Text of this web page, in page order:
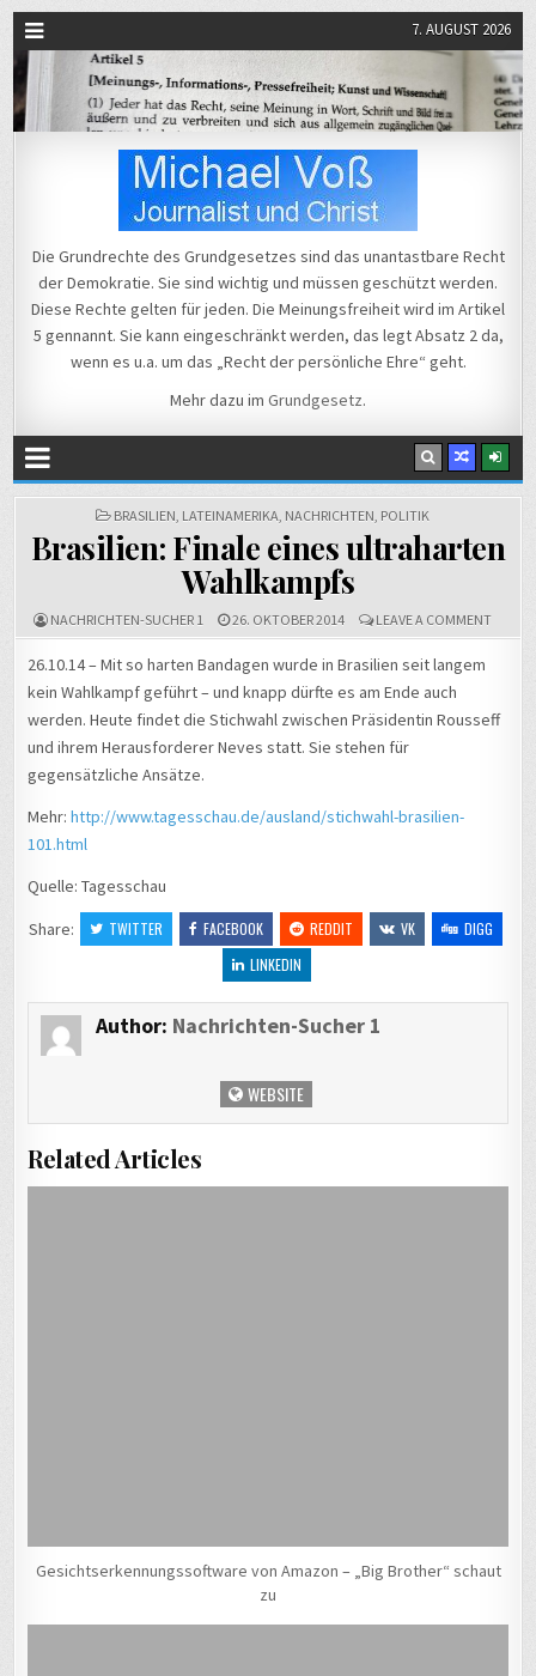
7. AUGUST 2026
Michael Voß
Die Grundrechte des Grundgesetzes sind das unantastbare Recht
der Demokratie. Sie sind wichtig und müssen geschützt werden.
Diese Rechte gelten für jeden. Die Meinungsfreiheit wird im Artikel
5 gennannt. Sie kann eingeschränkt werden, das legt Absatz 2 da,
wenn es u.a. um das „Recht der persönliche Ehre“ geht.
Mehr dazu im Grundgesetz.
POSTED
IN
BRASILIEN, LATEINAMERIKA, NACHRICHTEN, POLITIK
Brasilien: Finale eines ultraharten
Wahlkampfs
NACHRICHTEN-SUCHER 1 26. OKTOBER 2014 LEAVE A COMMENTON
26.10.14 – Mit so harten Bandagen wurde in Brasilien seit langem
kein Wahlkampf geführt – und knapp dürfte es am Ende auch
werden. Heute findet die Stichwahl zwischen Präsidentin Rousseff
und ihrem Herausforderer Neves statt. Sie stehen für
gegensätzliche Ansätze.
Mehr:http://www.tagesschau.de/ausland/stichwahl-brasilien-
101.html
Quelle: Tagesschau
Share:
TWITTER FACEBOOK REDDIT VK
DIGG
LINKEDIN
Author: Nachrichten-Sucher 1
WEBSITE
Related Articles
Gesichtserkennungssoftware von Amazon – „Big Brother“ schaut
zu